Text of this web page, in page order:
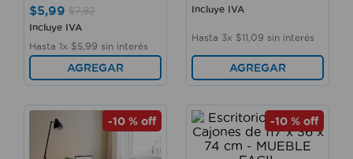
$5,99 $7,82
Incluye IVA
Hasta 1x $5 99 sin interés
AGREGAR
Incluye IVA
Hasta 3x $11 09 sin interés
AGREGAR
-10 % off -10 % off